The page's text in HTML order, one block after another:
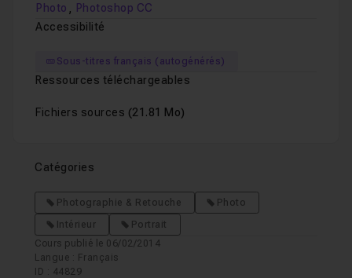
Photo , Photoshop CC
Accessibilité
Sous-titres français (autogénérés)
Ressources téléchargeables
Fichiers sources (21.81 Mo)
Catégories
Photographie & Retouche
Photo
Intérieur
Portrait
Cours publié le 06/02/2014
Langue : Français
ID : 44829